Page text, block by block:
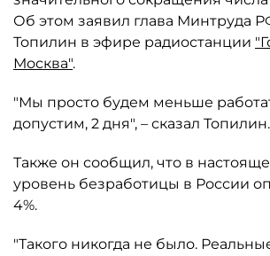
Об этом заявил глава Минтруда
Топилин в эфире радиостанции
Москва".
"Мы просто будем меньше
допустим, 2 дня", – сказал Топилин.
Также он сообщил, что в
уровень безработицы в России
4%.
"Такого никогда не было.